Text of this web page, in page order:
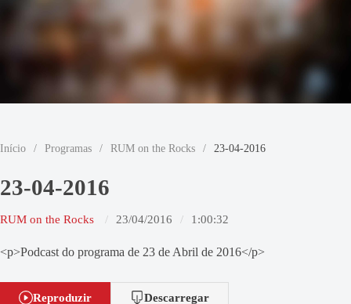
Início / Programas / RUM on the Rocks / 23-04-2016
23-04-2016
RUM on the Rocks 23/04/2016 1:00:32
<p>Podcast do programa de 23 de Abril de 2016</p>
Reproduzir Descarregar